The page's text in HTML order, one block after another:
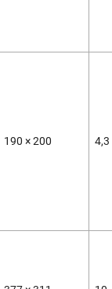
190 × 200 4,3